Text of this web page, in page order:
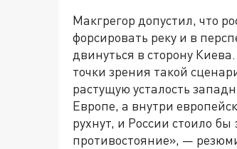
Макгрегор допустил, что
форсировать реку и в
двинуться в сторону
точки зрения такой
растущую усталость
Европе, а внутри
рухнут, и России стоило
противостояние», —